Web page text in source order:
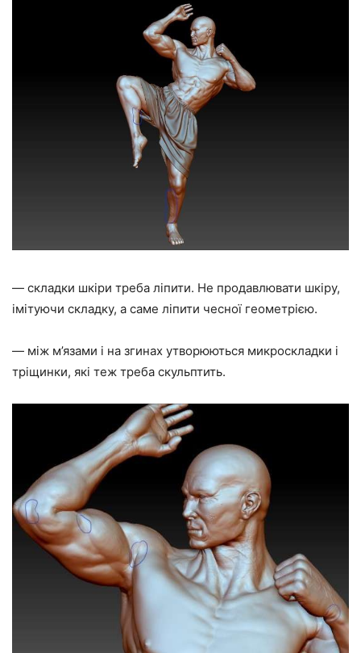
— складки шкіри треба ліпити. Не продавлювати шкіру,
імітуючи складку, а саме ліпити чесної геометрією.
— між м’язами і на згинах утворюються микроскладки і
тріщинки, які теж треба скульптить.